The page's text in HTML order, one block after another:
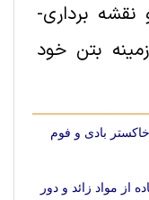
برداری-
بتن خود
بادی و فوم
از مواد زائد و دور